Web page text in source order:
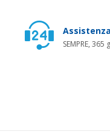
SEMPRE, 365